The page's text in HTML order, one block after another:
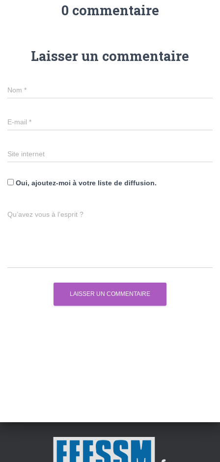
0 commentaire
Laisser un commentaire
Nom *
E-mail *
Site internet
Oui, ajoutez-moi à votre liste de diffusion.
Qu’avez vous à l’esprit ?